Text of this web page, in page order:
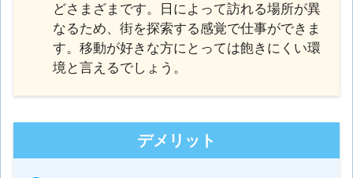
どさまざまです。日によって訪れる場所が異
なるため、街を探索する感覚で仕事ができま
す。移動が好きな方にとっては飽きにくい環
境と言えるでしょう。
デメリット